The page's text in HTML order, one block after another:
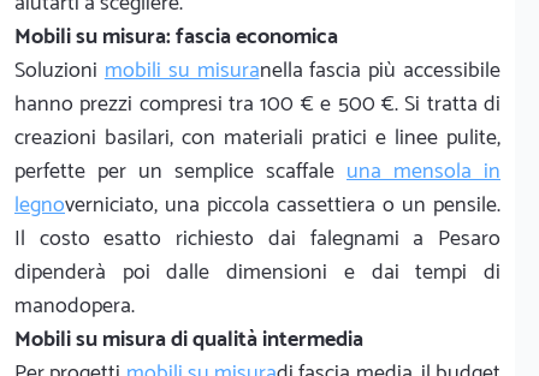
Mobili su misura: fascia economica
Soluzionimobili su misuranella fascia più accessibile
hanno prezzi compresi tra 100 € e 500 €. Si tratta di
creazioni basilari, con materiali pratici e linee pulite,
perfette per un semplice scaffale una mensola in
legnoverniciato, una piccola cassettiera o un pensile.
Il costo esatto richiesto dai falegnami a Pesaro
dipenderà poi dalle dimensioni e dai tempi di
manodopera.
Mobili su misura di qualità intermedia